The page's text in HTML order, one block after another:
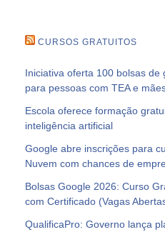
CURSOS GRATUITOS
Iniciativa oferta 100 bolsas de
para pessoas com TEA e
Escola oferece formação
inteligência artificial
Google abre inscrições para
Nuvem com chances de
Bolsas Google 2026: Curso
com Certificado (Vagas
QualificaPro: Governo lança